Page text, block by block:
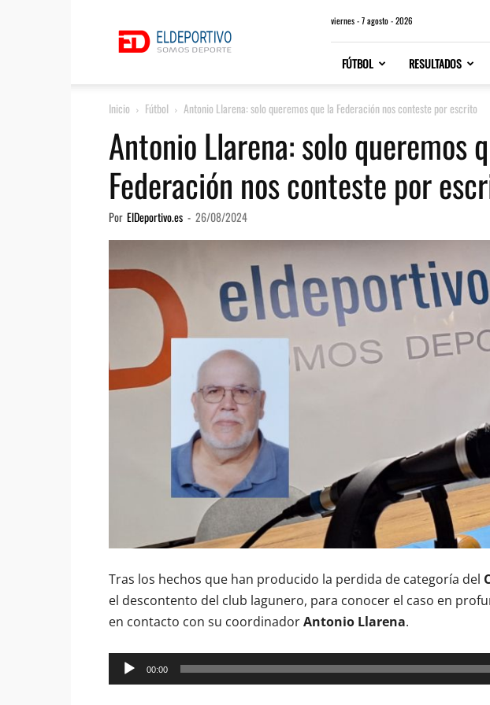
viernes - 7 agosto - 2026
FÚTBOL RESULTADOS
Inicio Fútbol Antonio Llarena: solo queremos que la Federación nos conteste por escrito
Antonio Llarena: solo queremos
Federación nos conteste por
Por ElDeportivo.es - 26/08/2024
Tras los hechos que han producido la perdida de categoría del
el descontento del club lagunero, para conocer el caso en
en contacto con su coordinadorAntonio Llarena.
Reproductor
de
00:00